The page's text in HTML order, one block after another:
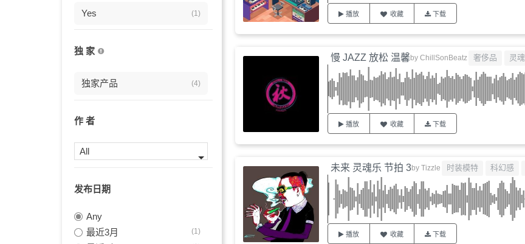
大气 (3)
小提琴 (3)
奢华
氛围 (2)
古典
商业
Yes (1)
独 家
独家产品 (4)
作 者
All
发布日期
Any
最近3月
(1)
播放 收藏 下载
慢 JAZZ 放松 温馨by ChillSonBeatz 奢侈品 灵魂
播放 收藏 下载
未来 灵魂乐 节拍 3by Tizzle 时装模特 科幻感
播放 收藏 下载